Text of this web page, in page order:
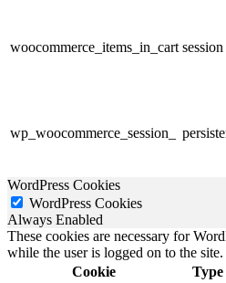
woocommerce_items_in_cart session
wp_woocommerce_session_
WordPress Cookies
WordPress Cookies
Always Enabled
These cookies are necessary for
while the user is logged on to the site.
Cookie
Type